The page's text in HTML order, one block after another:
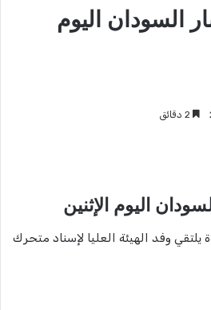
السودان اليوم
اليوم الإثنين
وفد الهيئة العليا لإسناد متحرك